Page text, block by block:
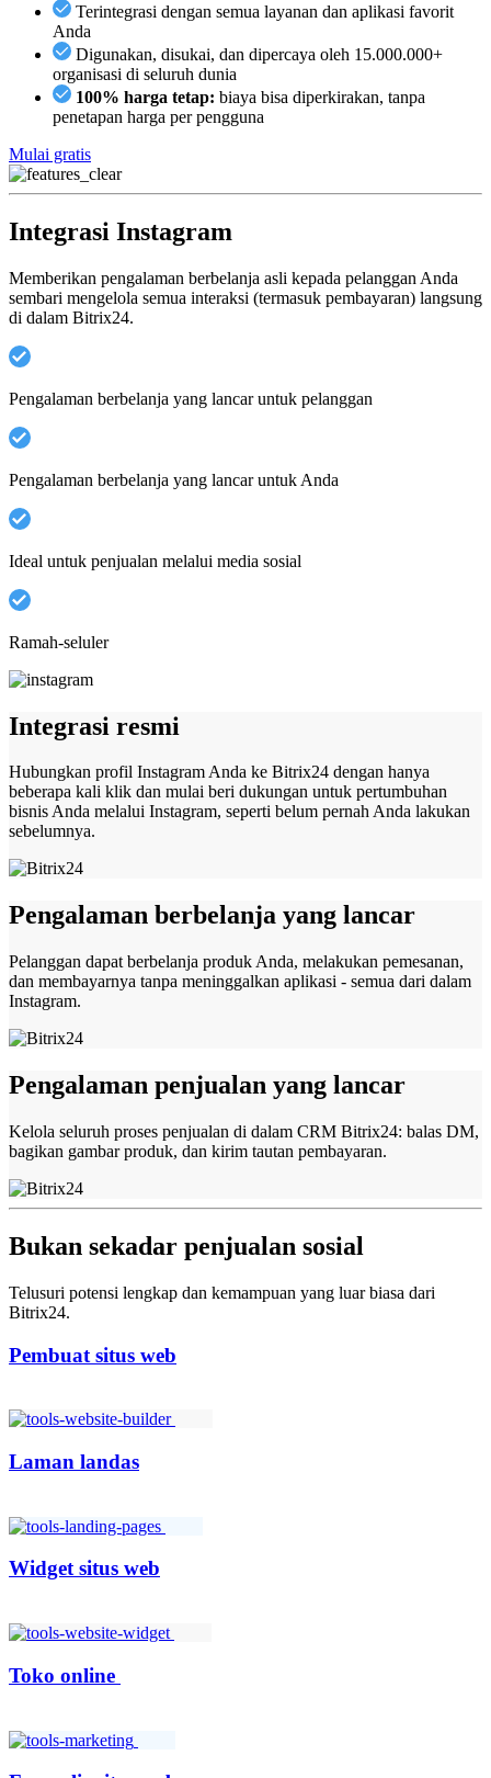
Terintegrasi dengan semua layanan dan aplikasi favorit
Anda
Digunakan, disukai, dan dipercaya oleh 15.000.000+
organisasi di seluruh dunia
100% harga tetap: biaya bisa diperkirakan, tanpa
penetapan harga per pengguna
Mulai gratis
Integrasi Instagram
Memberikan pengalaman berbelanja asli kepada pelanggan Anda
sembari mengelola semua interaksi (termasuk pembayaran) langsung
di dalam Bitrix24.
Pengalaman berbelanja yang lancar untuk pelanggan
Pengalaman berbelanja yang lancar untuk Anda
Ideal untuk penjualan melalui media sosial
Ramah-seluler
Integrasi resmi
Hubungkan profil Instagram Anda ke Bitrix24 dengan hanya
beberapa kali klik dan mulai beri dukungan untuk pertumbuhan
bisnis Anda melalui Instagram, seperti belum pernah Anda lakukan
sebelumnya.
Pengalaman berbelanja yang lancar
Pelanggan dapat berbelanja produk Anda, melakukan pemesanan,
dan membayarnya tanpa meninggalkan aplikasi - semua dari dalam
Instagram.
Pengalaman penjualan yang lancar
Kelola seluruh proses penjualan di dalam CRM Bitrix24: balas DM,
bagikan gambar produk, dan kirim tautan pembayaran.
Bukan sekadar penjualan sosial
Telusuri potensi lengkap dan kemampuan yang luar biasa dari
Bitrix24.
Pembuat situs web
Laman landas
Widget situs web
Toko online